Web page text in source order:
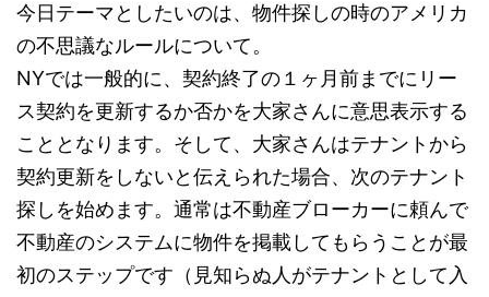
今日テーマとしたいのは、物件探しの時のアメリカ
の不思議なルールについて。
NYでは一般的に、契約終了の１ヶ月前までにリー
ス契約を更新するか否かを大家さんに意思表示する
こととなります。そして、大家さんはテナントから
契約更新をしないと伝えられた場合、次のテナント
探しを始めます。通常は不動産ブローカーに頼んで
不動産のシステムに物件を掲載してもらうことが最
初のステップです（見知らぬ人がテナントとして入